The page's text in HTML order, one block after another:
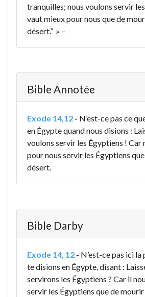
tranquilles; nous voulons servir
vaut mieux pour nous que de
désert.” » –
Bible Annotée
Exode 14,12 - N’est-ce pas ce
en Égypte quand nous disions :
voulons servir les Égyptiens ! Car
pour nous servir les Égyptiens
désert.
Bible Darby
Exode 14, 12 - N’est-ce pas ici la
te disions en Égypte, disant :
servirons les Égyptiens ? Car il
servir les Égyptiens que de